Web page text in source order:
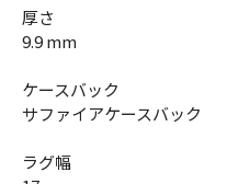
厚さ
9.9 mm
ケースバック
サファイアケースバック
ラグ幅